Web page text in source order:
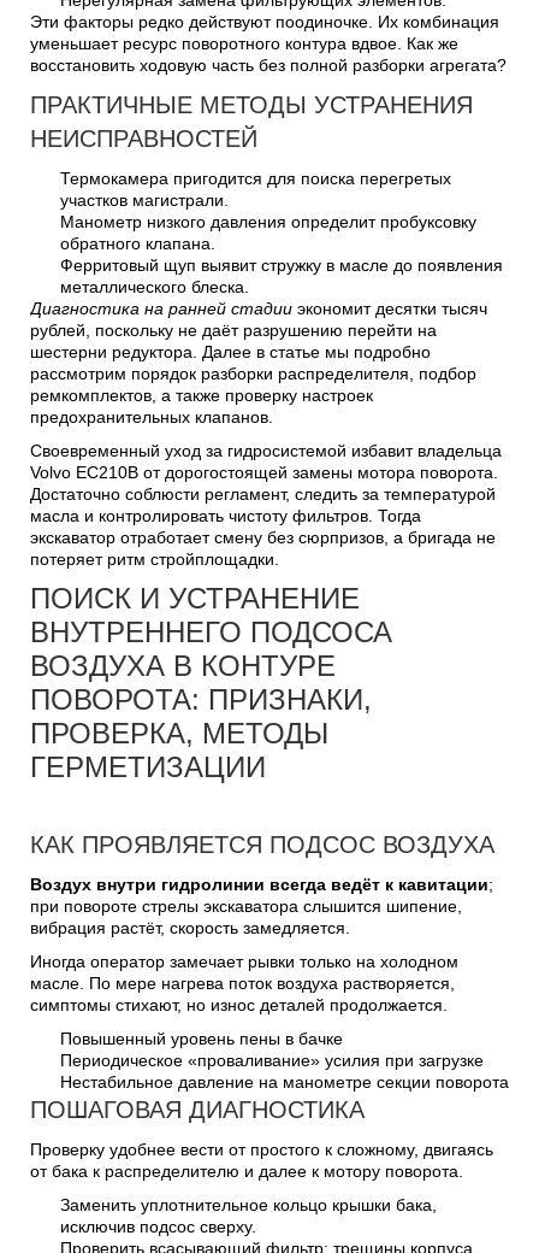
Эти факторы редко действуют поодиночке. Их комбинация
уменьшает ресурс поворотного контура вдвое. Как же
восстановить ходовую часть без полной разборки агрегата?
ПРАКТИЧНЫЕ МЕТОДЫ УСТРАНЕНИЯ
НЕИСПРАВНОСТЕЙ
Термокамера пригодится для поиска перегретых
участков магистрали.
Манометр низкого давления определит пробуксовку
обратного клапана.
Ферритовый щуп выявит стружку в масле до появления
металлического блеска.
Диагностика на ранней стадии экономит десятки тысяч
рублей, поскольку не даёт разрушению перейти на
шестерни редуктора. Далее в статье мы подробно
рассмотрим порядок разборки распределителя, подбор
ремкомплектов, а также проверку настроек
предохранительных клапанов.
Своевременный уход за гидросистемой избавит владельца
Volvo EC210B от дорогостоящей замены мотора поворота.
Достаточно соблюсти регламент, следить за температурой
масла и контролировать чистоту фильтров. Тогда
экскаватор отработает смену без сюрпризов, а бригада не
потеряет ритм стройплощадки.
ПОИСК И УСТРАНЕНИЕ
ВНУТРЕННЕГО ПОДСОСА
ВОЗДУХА В КОНТУРЕ
ПОВОРОТА: ПРИЗНАКИ,
ПРОВЕРКА, МЕТОДЫ
ГЕРМЕТИЗАЦИИ
КАК ПРОЯВЛЯЕТСЯ ПОДСОС ВОЗДУХА
Воздух внутри гидролинии всегда ведёт к кавитации;
при повороте стрелы экскаватора слышится шипение,
вибрация растёт, скорость замедляется.
Иногда оператор замечает рывки только на холодном
масле. По мере нагрева поток воздуха растворяется,
симптомы стихают, но износ деталей продолжается.
Повышенный уровень пены в бачке
Периодическое «проваливание» усилия при загрузке
Нестабильное давление на манометре секции поворота
ПОШАГОВАЯ ДИАГНОСТИКА
Проверку удобнее вести от простого к сложному, двигаясь
от бака к распределителю и далее к мотору поворота.
Заменить уплотнительное кольцо крышки бака,
исключив подсос сверху.
Проверить всасывающий фильтр: трещины корпуса